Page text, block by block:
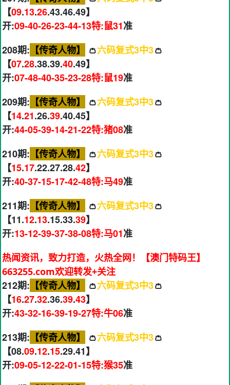
【09.13.26.43.46.49】
开:09-40-26-23-44-13特:鼠31准
208期: 【传奇人物】 👛六码复式3中3👛
【07.28.38.39.40.49】
开:07-48-40-35-23-28特:鼠19准
209期: 【传奇人物】 👛六码复式3中3👛
【14.21.26.39.40.45】
开:44-05-39-14-21-22特:猪08准
210期: 【传奇人物】 👛六码复式3中3👛
【15.17.22.27.28.42】
开:40-37-15-17-42-48特:马49准
211期: 【传奇人物】 👛六码复式3中3👛
【11.12.13.15.33.39】
开:13-12-39-37-38-08特:马01准
热闻资讯，致力打造，火热全网！【澳门特码王】
663255.com欢迎转发+关注
212期: 【传奇人物】 👛六码复式3中3👛
【16.27.32.36.39.43】
开:43-32-16-39-19-27特:牛06准
213期: 【传奇人物】 👛六码复式3中3👛
【08.09.12.15.29.41】
开:09-05-12-22-01-15特:猴35准